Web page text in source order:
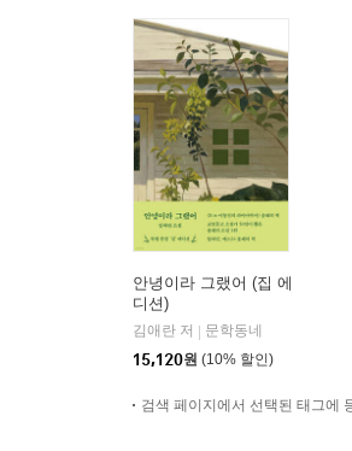
안녕이라 그랬어 (집 에
디션)
김애란 저
문학동네
15,120원 (10% 할인)
검색 페이지에서 선택된 태그에